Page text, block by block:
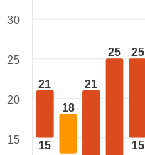
21
15
18
21
25 25
15
30
25
20
15